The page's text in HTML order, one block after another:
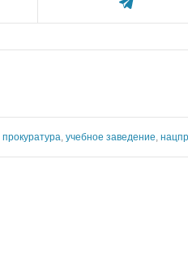
прокуратура учебное заведение